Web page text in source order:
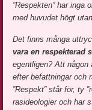
”Respekten” har
med huvudet högt
Det finns många
vara en respekterad
egentligen? Att någon
efter befattningar och
”Respekt” står för, ty
rasideologier och har